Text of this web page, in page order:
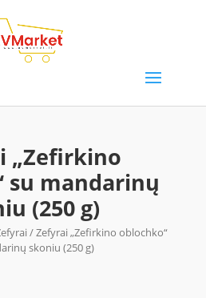
„Zefirkino
su mandarinų
(250 g)
/ Zefyrai „Zefirkino oblochko“
skoniu (250 g)